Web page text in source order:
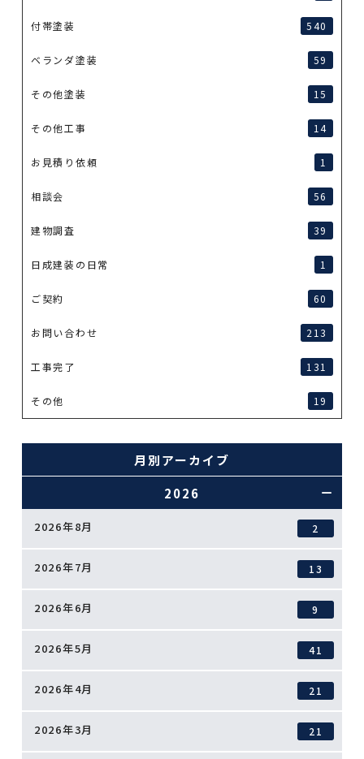
付帯塗装 540
ベランダ塗装 59
その他塗装 15
その他工事 14
お見積り依頼 1
相談会 56
建物調査 39
日成建装の日常 1
ご契約 60
お問い合わせ 213
工事完了 131
その他 19
月別アーカイブ
2026
2026年8月 2
2026年7月 13
2026年6月 9
2026年5月 41
2026年4月 21
2026年3月 21